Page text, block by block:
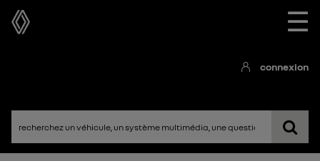
☰
connexion